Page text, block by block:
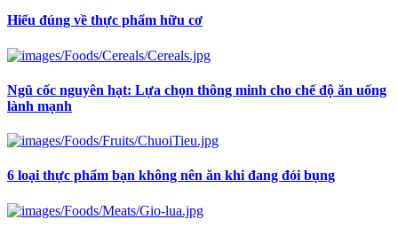
Hiểu đúng về thực phẩm hữu cơ
Ngũ cốc nguyên hạt: Lựa chọn thông minh cho chế độ ăn uống
lành mạnh
6 loại thực phẩm bạn không nên ăn khi đang đói bụng